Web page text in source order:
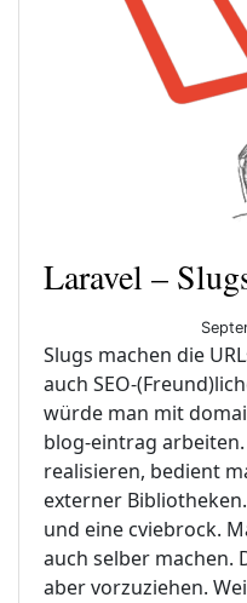
Laravel –
Slugs machen die
auch SEO-
würde man mit
blog-eintrag
realisieren, bedient
externer
und eine cviebrock.
auch selber machen.
aber vorzuziehen.